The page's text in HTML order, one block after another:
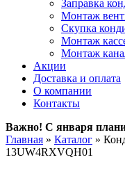
Заправка
Монтаж
Скупка
Монтаж
Монтаж
Акции
Доставка и оплата
О компании
Контакты
Важно! С января
Главная » Каталог »
13UW4RXVQH01